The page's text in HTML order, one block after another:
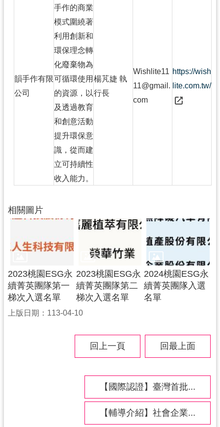
韻手作有限
公司
手作的商業
模式圍繞著
利用創新和
環保理念轉
化廢棄物為
可循環使用
的資源，以
及透過教育
和創意活動
提升環保意
識，從而建
立可持續性
收入能力。
楊芃婕 執
行長
Wishlite11
11@gmail.
com
https://wish
lite.com.tw/
相關圖片
2023桃園ESG永
續菁英團隊第一
梯次入選名單
2023桃園ESG永
續菁英團隊第二
梯次入選名單
2024桃園ESG永
續菁英團隊入選
名單
上版日期：113-04-10
回上一頁 回最上面
【國際認證】臺灣首批...
【輔導介紹】社會企業...